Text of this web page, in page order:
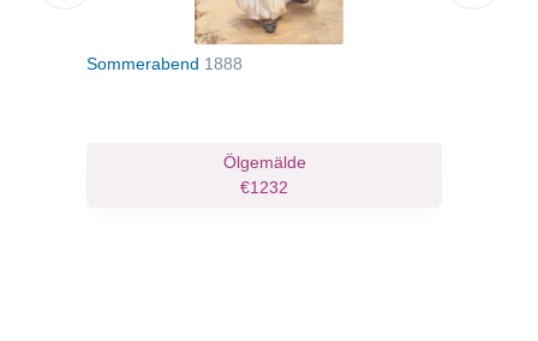
Sommerabend 1888
Ölgemälde
€1232